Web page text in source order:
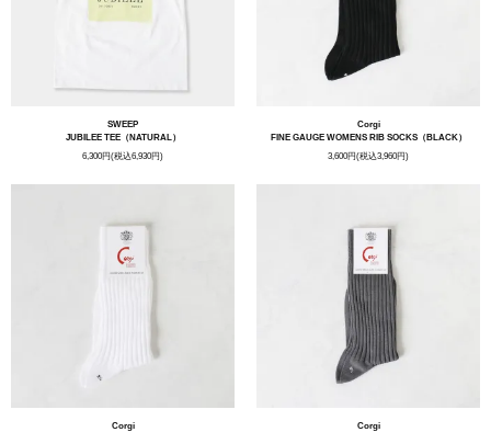
SWEEP
JUBILEE TEE（NATURAL）
6,300円(税込6,930円)
Corgi
FINE GAUGE WOMENS RIB SOCKS（BLACK）
3,600円(税込3,960円)
Corgi
Corgi